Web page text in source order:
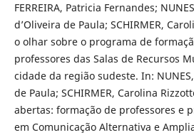
FERREIRA, Patricia Fernandes;
d’Oliveira de Paula; SCHIRMER,
o olhar sobre o programa de
professores das Salas de Recursos
cidade da região sudeste. In:
de Paula; SCHIRMER, Carolina
abertas: formação de professores e
em Comunicação Alternativa e